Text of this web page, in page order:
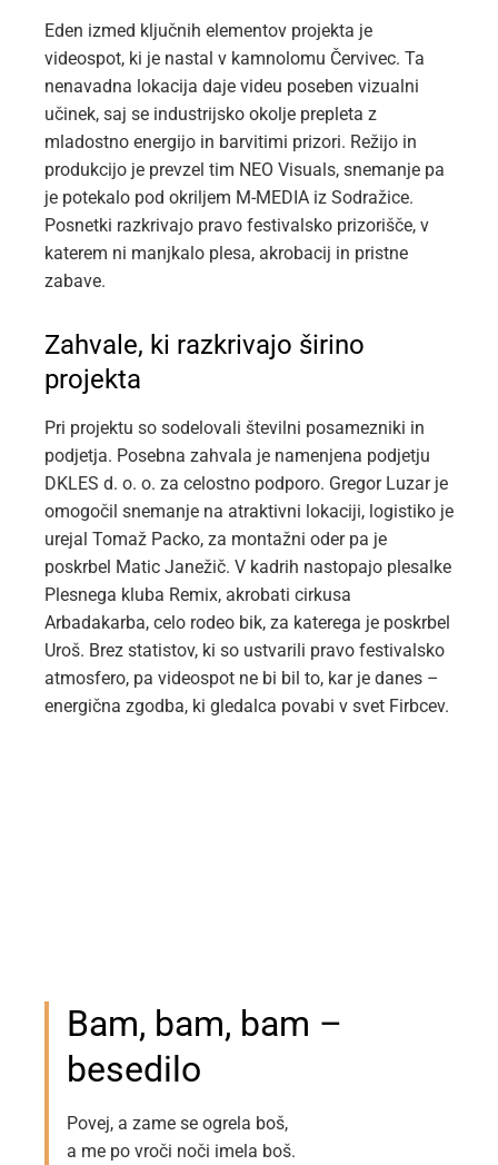
Eden izmed ključnih elementov projekta je
videospot, ki je nastal v kamnolomu Červivec. Ta
nenavadna lokacija daje videu poseben vizualni
učinek, saj se industrijsko okolje prepleta z
mladostno energijo in barvitimi prizori. Režijo in
produkcijo je prevzel tim NEO Visuals, snemanje pa
je potekalo pod okriljem M-MEDIA iz Sodražice.
Posnetki razkrivajo pravo festivalsko prizorišče, v
katerem ni manjkalo plesa, akrobacij in pristne
zabave.
Zahvale, ki razkrivajo širino
projekta
Pri projektu so sodelovali številni posamezniki in
podjetja. Posebna zahvala je namenjena podjetju
DKLES d. o. o. za celostno podporo. Gregor Luzar je
omogočil snemanje na atraktivni lokaciji, logistiko je
urejal Tomaž Packo, za montažni oder pa je
poskrbel Matic Janežič. V kadrih nastopajo plesalke
Plesnega kluba Remix, akrobati cirkusa
Arbadakarba, celo rodeo bik, za katerega je poskrbel
Uroš. Brez statistov, ki so ustvarili pravo festivalsko
atmosfero, pa videospot ne bi bil to, kar je danes –
energična zgodba, ki gledalca povabi v svet Firbcev.
Bam, bam, bam –
besedilo
Povej, a zame se ogrela boš,
a me po vroči noči imela boš.